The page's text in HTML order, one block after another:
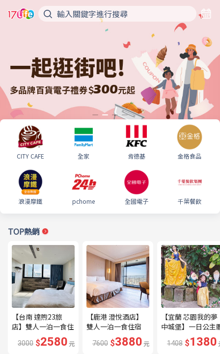
CITY CAFE 全家 肯德基 金格食品
浪漫摩鐵 pchome 全國電子 千葉餐飲
TOP熱銷
【台南 達煦23旅
店】雙人一泊一食住
宿券---🔥近海安路
商圈🔥
3000 $2580元
【鹿港 澄悅酒店】
雙人一泊一食住宿
券---🔥平日限量升
等家庭房、贈兩小🔥
7600 $3880元
【宜蘭 芯園我的夢
中城堡】一日公主
驗券---🔥含歐式下
午茶及換裝🔥
1408 $1380